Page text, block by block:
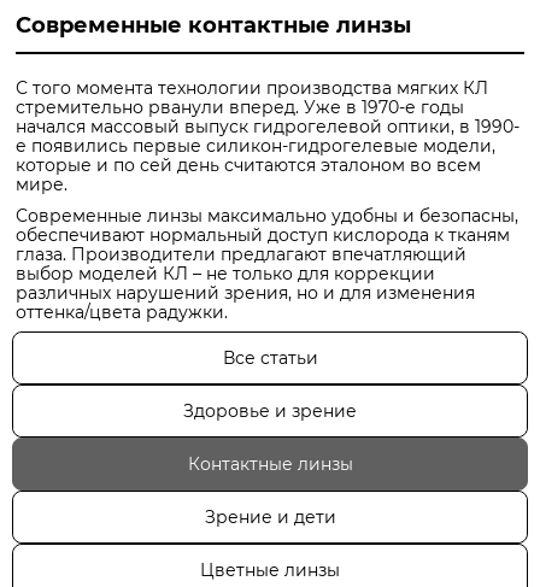
Современные контактные линзы
С того момента технологии производства мягких КЛ
стремительно рванули вперед. Уже в 1970-е годы
начался массовый выпуск гидрогелевой оптики, в 1990-
е появились первые силикон-гидрогелевые модели,
которые и по сей день считаются эталоном во всем
мире.
Современные линзы максимально удобны и безопасны,
обеспечивают нормальный доступ кислорода к тканям
глаза. Производители предлагают впечатляющий
выбор моделей КЛ – не только для коррекции
различных нарушений зрения, но и для изменения
оттенка/цвета радужки.
Все статьи
Здоровье и зрение
Контактные линзы
Зрение и дети
Цветные линзы